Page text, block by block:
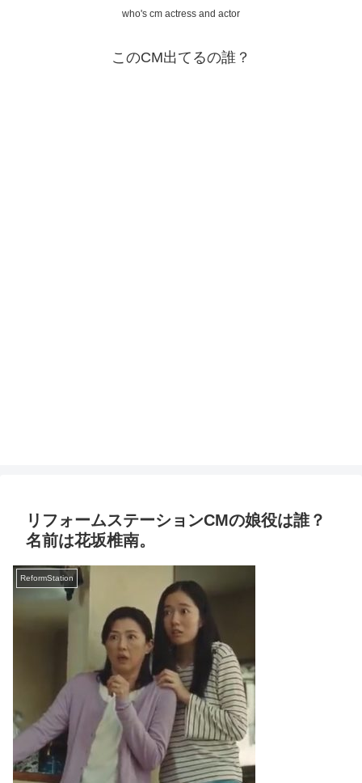
who's cm actress and actor
このCM出てるの誰？
リフォームステーションCMの娘役は誰？
名前は花坂椎南。
ReformStation